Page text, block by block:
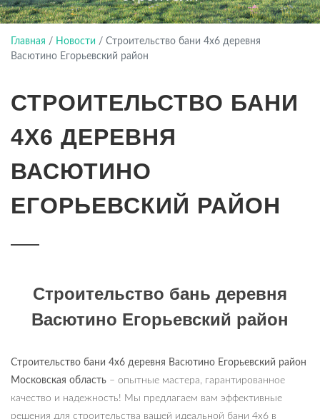
Главная / Новости / Строительство бани 4х6 деревня
Васютино Егорьевский район
СТРОИТЕЛЬСТВО БАНИ
4Х6 ДЕРЕВНЯ
ВАСЮТИНО
ЕГОРЬЕВСКИЙ РАЙОН
Строительство бань деревня
Васютино Егорьевский район
Строительство бани 4х6 деревня Васютино Егорьевский район
Московская область – опытные мастера, гарантированное
качество и надежность! Мы предлагаем вам эффективные
решения для строительства вашей идеальной бани 4х6 в